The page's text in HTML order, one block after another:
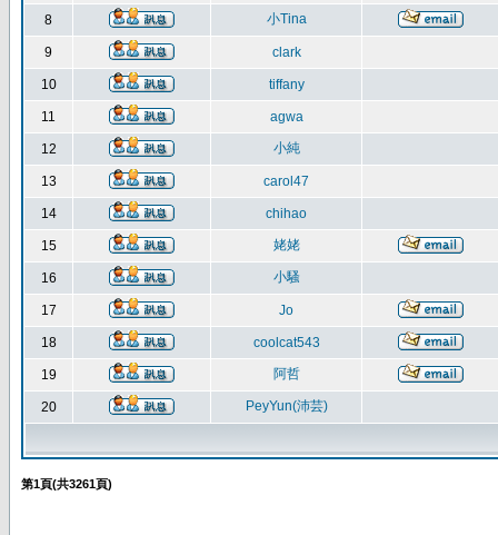
8 小Tina
9 clark
10 tiffany
11 agwa
12 小純
13 carol47
14 chihao
15 姥姥
16 小騷
17 Jo
18 coolcat543
19 阿哲
20 PeyYun(沛芸)
第1頁(共3261頁)